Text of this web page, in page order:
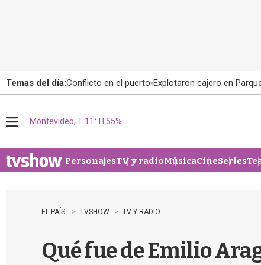
Temas del día:Conflicto en el puerto Explotaron cajero en
u
Montevideo, T 11° H 55%
PersonajesTV y radioMúsicaCineSeries
EL PAÍS TVSHOW TV Y RADIO
Qué fue de Emilio